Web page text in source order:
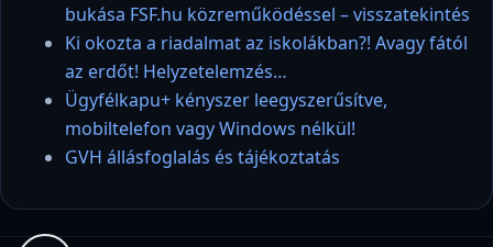
bukása FSF.hu közreműködéssel – visszatekintés
Ki okozta a riadalmat az iskolákban?! Avagy fától
az erdőt! Helyzetelemzés…
Ügyfélkapu+ kényszer leegyszerűsítve,
mobiltelefon vagy Windows nélkül!
GVH állásfoglalás és tájékoztatás